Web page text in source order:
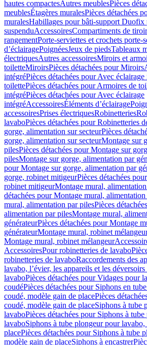
hautes compactesAutres meublesPièces
meublesÉtagères muralesPièces détachées
muralesHabillages pour bâti-support Duofix
suspenduAccessoiresCompartiments de
rangementPorte-serviettes et crochets porte-
d’éclairagePoignéesJeux de piedsTableaux
électriquesAutres accessoiresMiroirs et
toiletteMiroirsPièces détachées pour Miroirs
intégréPièces détachées pour Avec éclairage
toilettePièces détachées pour Armoires de
intégréPièces détachées pour Avec éclairage
intégréAccessoiresÉléments d’éclairage
accessoiresPrises électriquesRobinetteries
lavaboPièces détachées pour Robinetteries
gorge, alimentation sur secteurPièces
gorge, alimentation sur secteurMontage sur
pilesPièces détachées pour Montage sur
pilesMontage sur gorge, alimentation par
pour Montage sur gorge, alimentation par
gorge, robinet mitigeurPièces détachées
robinet mitigeurMontage mural,
détachées pour Montage mural, alimentation
mural, alimentation par pilesPièces
alimentation par pilesMontage mural,
générateurPièces détachées pour Montage
générateurMontage mural, robinet
Montage mural, robinet mélangeur
AccessoiresPour robinetteries de lavabo
robinetteries de lavaboRaccordements des
lavabo, l’évier, les appareils et les
lavaboPièces détachées pour Vidages pour
coudéPièces détachées pour Siphons en
coudé, modèle gain de placePièces
coudé, modèle gain de placeSiphons à tube
lavaboPièces détachées pour Siphons à
lavaboSiphons à tube plongeur pour
placePièces détachées pour Siphons à tube
modèle gain de placeSiphons à encastrer